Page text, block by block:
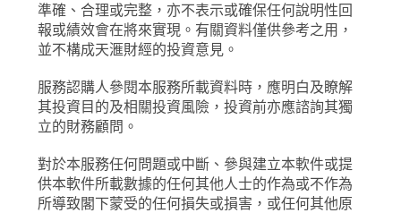
準確、合理或完整，亦不表示或確保任何說明性回
報或績效會在將來實現。有關資料僅供參考之用，
並不構成天滙財經的投資意見。
服務認購人參閱本服務所載資料時，應明白及瞭解
其投資目的及相關投資風險，投資前亦應諮詢其獨
立的財務顧問。
對於本服務任何問題或中斷、參與建立本軟件或提
供本軟件所載數據的任何其他人士的作為或不作為
所導致閣下蒙受的任何損失或損害，或任何其他原